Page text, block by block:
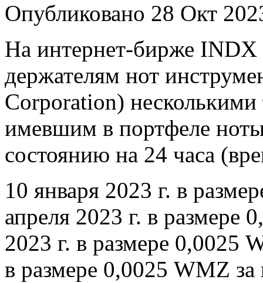
Опубликовано 28 Окт
На интернет-бирже
держателям нот
Corporation)
имевшим в портфеле
состоянию на 24 часа
10 января 2023 г. в
апреля 2023 г. в размере
2023 г. в размере 0,0025
в размере 0,0025 WMZ за